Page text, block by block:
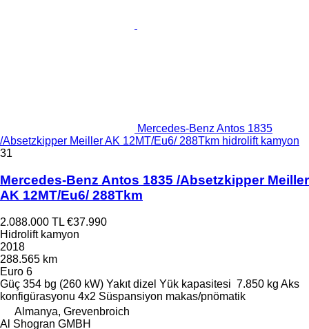
Mercedes-Benz Antos 1835
/Absetzkipper Meiller AK 12MT/Eu6/ 288Tkm hidrolift kamyon
31
Mercedes-Benz Antos 1835 /Absetzkipper Meiller
AK 12MT/Eu6/ 288Tkm
2.088.000 TL €37.990
Hidrolift kamyon
2018
288.565 km
Euro 6
Güç 354 bg (260 kW) Yakıt dizel Yük kapasitesi 7.850 kg Aks
konfigürasyonu 4x2 Süspansiyon makas/pnömatik
Almanya, Grevenbroich
Al Shogran GMBH